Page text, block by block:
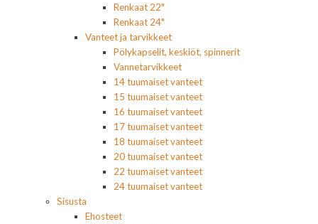
Renkaat 22"
Renkaat 24"
Vanteet ja tarvikkeet
Pölykapselit, keskiöt, spinnerit
Vannetarvikkeet
14 tuumaiset vanteet
15 tuumaiset vanteet
16 tuumaiset vanteet
17 tuumaiset vanteet
18 tuumaiset vanteet
20 tuumaiset vanteet
22 tuumaiset vanteet
24 tuumaiset vanteet
Sisusta
Ehosteet